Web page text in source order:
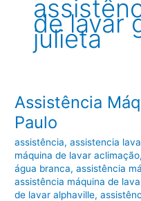
de lavar
julieta
Assistência
Paulo
assistência,assistencia
máquina de lavar aclimação
água branca,assistência
assistência máquina de
de lavar alphaville,